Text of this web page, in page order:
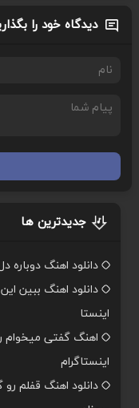
دیدگاه خود را
جدیدترین ها
دانلود اهنگ
دانلود اهنگ ببین
اینستا
اهنگ گفتی میخوام
اینستاگرام
دانلود اهنگ قفلم